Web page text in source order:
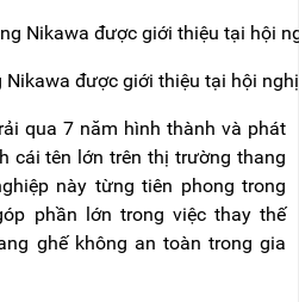
được giới thiệu tại hội nghị
qua 7 năm hình thành và phát
cái tên lớn trên thị trường thang
này từng tiên phong trong
phần lớn trong việc thay thế
ghế không an toàn trong gia